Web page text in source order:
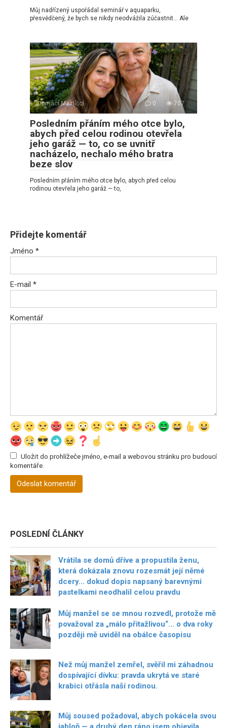
Můj nadřízený uspořádal seminář v aquaparku,
přesvědčený, že bych se nikdy neodvážila zúčastnit… Ale
Domácí Mazlíčci 0 707
Posledním přáním mého otce bylo,
abych před celou rodinou otevřela
jeho garáž — to, co se uvnitř
nacházelo, nechalo mého bratra
beze slov
Posledním přáním mého otce bylo, abych před celou
rodinou otevřela jeho garáž — to,
Přidejte komentář
Jméno *
E-mail *
Komentář
Uložit do prohlížeče jméno, e-mail a webovou stránku pro budoucí
komentáře.
POSLEDNÍ ČLÁNKY
Vrátila se domů dříve a propustila ženu,
která dokázala znovu rozesmát její němé
dcery… dokud dopis napsaný barevnými
pastelkami neodhalil celou pravdu
Můj manžel se se mnou rozvedl, protože mě
považoval za „málo přitažlivou“… o dva roky
později mě uviděl na obálce časopisu
Než můj manžel zemřel, svěřil mi záhadnou
dospívající dívku: pravda ukrytá ve staré
krabici otřásla naší rodinou.
Můj soused požadoval, abych pokácela svou